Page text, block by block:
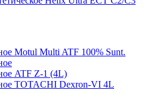
Motul Multi ATF 100% Sunt.
ATF Z-1 (4L)
TOTACHI Dexron-VI 4L